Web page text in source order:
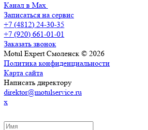
Канал в Max
Записаться на сервис
+7 (4812) 24-30-35
+7 (920) 661-01-01
Заказать звонок
Motul Expert Смоленск © 2026
Политика конфиденциальности
Карта сайта
Написать директору
direktor@motulservice.ru
x
ЗАКАЗАТЬ